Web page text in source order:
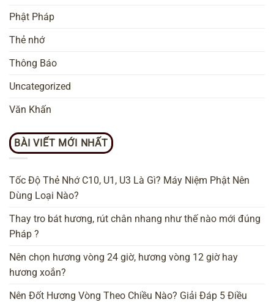
Phật Pháp
Thẻ nhớ
Thông Báo
Uncategorized
Văn Khấn
BÀI VIẾT MỚI NHẤT
Tốc Độ Thẻ Nhớ C10, U1, U3 Là Gì? Máy Niệm Phật Nên
Dùng Loại Nào?
Thay tro bát hương, rút chân nhang như thế nào mới đúng
Pháp ?
Nên chọn hương vòng 24 giờ, hương vòng 12 giờ hay
hương xoắn?
Nên Đốt Hương Vòng Theo Chiều Nào? Giải Đáp 5 Điều